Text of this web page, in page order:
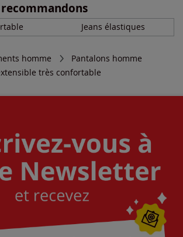
Jeans élastiques
homme
Pantalons homme
très confortable